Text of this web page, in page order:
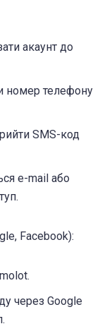
акаунт до
номер телефону
SMS-код
e-mail або
Facebook):
через Google